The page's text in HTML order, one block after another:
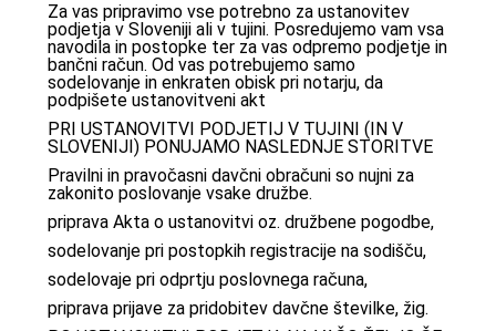
Za vas pripravimo vse potrebno za ustanovitev
podjetja v Sloveniji ali v tujini. Posredujemo vam vsa
navodila in postopke ter za vas odpremo podjetje in
bančni račun. Od vas potrebujemo samo
sodelovanje in enkraten obisk pri notarju, da
podpišete ustanovitveni akt
PRI USTANOVITVI PODJETIJ V TUJINI (IN V
SLOVENIJI) PONUJAMO NASLEDNJE STORITVE
Pravilni in pravočasni davčni obračuni so nujni za
zakonito poslovanje vsake družbe.
priprava Akta o ustanovitvi oz. družbene pogodbe,
sodelovanje pri postopkih registracije na sodišču,
sodelovaje pri odprtju poslovnega računa,
priprava prijave za pridobitev davčne številke, žig.